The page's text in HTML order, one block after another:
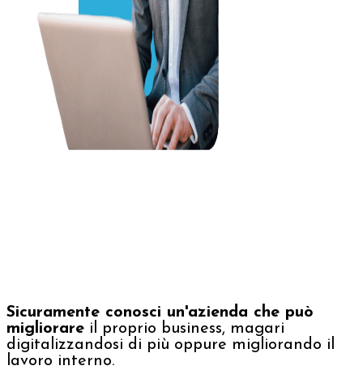
Sicuramente conosci un'azienda che può
migliorare il proprio business, magari
digitalizzandosi di più oppure migliorando il
lavoro interno.